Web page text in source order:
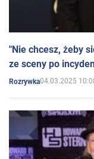
"Nie chcesz, żeby
ze sceny po
Rozrywka04.03.2025